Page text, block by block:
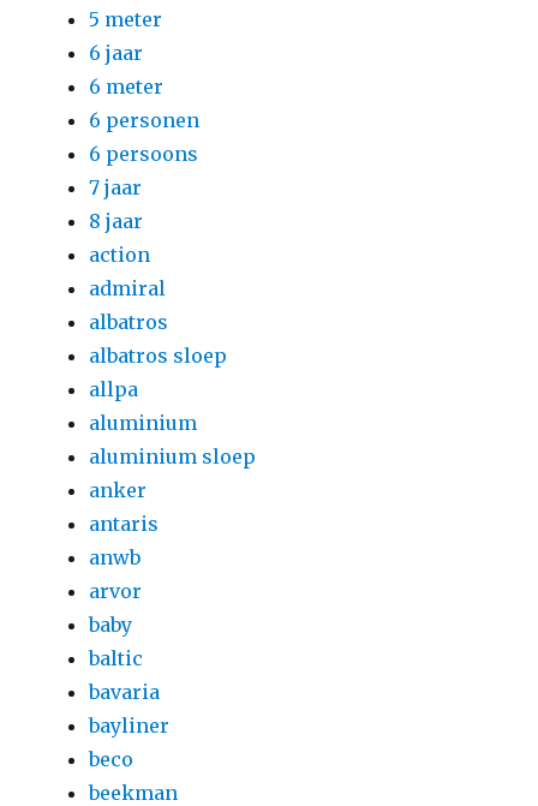
5 meter
6 jaar
6 meter
6 personen
6 persoons
7 jaar
8 jaar
action
admiral
albatros
albatros sloep
allpa
aluminium
aluminium sloep
anker
antaris
anwb
arvor
baby
baltic
bavaria
bayliner
beco
beekman